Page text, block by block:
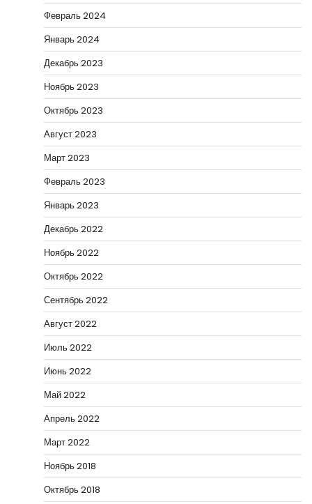
Февраль 2024
Январь 2024
Декабрь 2023
Ноябрь 2023
Октябрь 2023
Август 2023
Март 2023
Февраль 2023
Январь 2023
Декабрь 2022
Ноябрь 2022
Октябрь 2022
Сентябрь 2022
Август 2022
Июль 2022
Июнь 2022
Май 2022
Апрель 2022
Март 2022
Ноябрь 2018
Октябрь 2018